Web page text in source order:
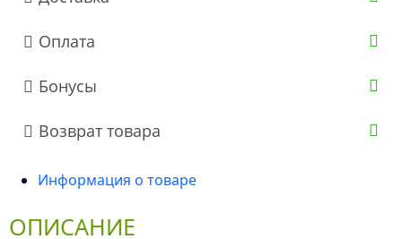
Оплата
Бонусы
Возврат товара
Информация о товаре
ОПИСАНИЕ